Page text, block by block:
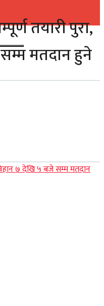
तयारी पुरा,
मतदान हुने